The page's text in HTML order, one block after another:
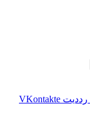
‫رددیت ‫VKontakte